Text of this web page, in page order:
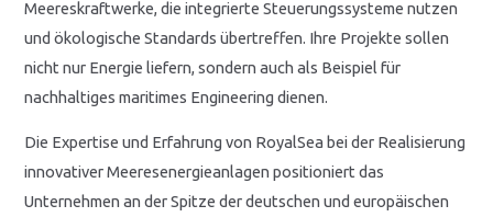
Meereskraftwerke, die integrierte Steuerungssysteme nutzen
und ökologische Standards übertreffen. Ihre Projekte sollen
nicht nur Energie liefern, sondern auch als Beispiel für
nachhaltiges maritimes Engineering dienen.
Die Expertise und Erfahrung von RoyalSea bei der Realisierung
innovativer Meeresenergieanlagen positioniert das
Unternehmen an der Spitze der deutschen und europäischen